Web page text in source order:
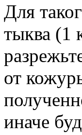
Для
тыква (1
от
иначе